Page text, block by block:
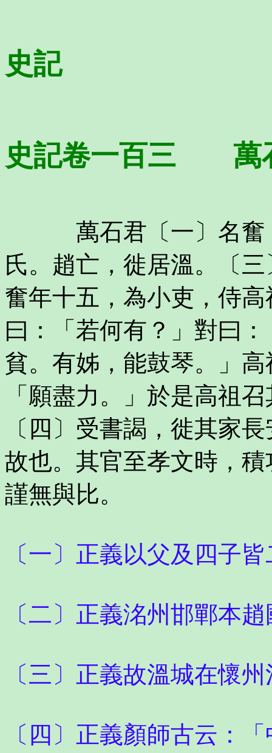
史記
史記卷一百三 萬
萬石君〔一〕名奮，
氏。趙亡，徙居溫。〔
奮年十五，為小吏，侍
曰：「若何有？」對曰
貧。有姊，能鼓琴。」
「願盡力。」於是高祖
〔四〕受書謁，徙其家
故也。其官至孝文時，
謹無與比。
〔一〕正義以父及四子
〔二〕正義洺州邯鄲本
〔三〕正義故溫城在懷
〔四〕正義顏師古云：